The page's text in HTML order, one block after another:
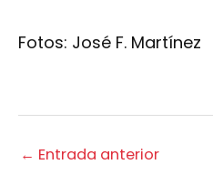
Fotos: José F. Martínez
← Entrada anterior